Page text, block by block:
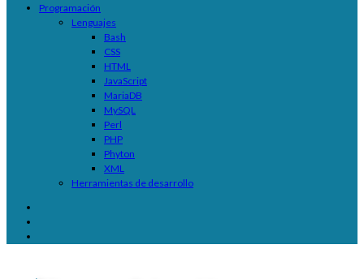
Programación
Lenguajes
Bash
CSS
HTML
JavaScript
MariaDB
MySQL
Perl
PHP
Phyton
XML
Herramientas de desarrollo